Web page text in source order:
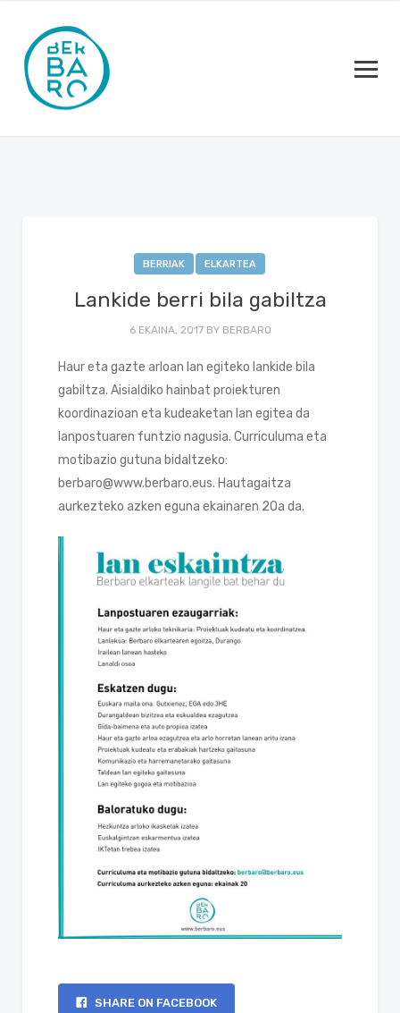
BERRIAK ELKARTEA
Lankide berri bila gabiltza
6 EKAINA, 2017 BY BERBARO
Haur eta gazte arloan lan egiteko lankide bila
gabiltza. Aisialdiko hainbat proiekturen
koordinazioan eta kudeaketan lan egitea da
lanpostuaren funtzio nagusia. Curriculuma eta
motibazio gutuna bidaltzeko:
berbaro@www.berbaro.eus. Hautagaitza
aurkezteko azken eguna ekainaren 20a da.
SHARE ON FACEBOOK